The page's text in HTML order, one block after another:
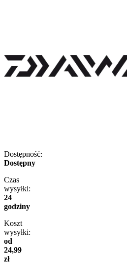
Dostępność:
Dostępny
Czas
wysyłki:
24
godziny
Koszt
wysyłki:
od
24,99
zł